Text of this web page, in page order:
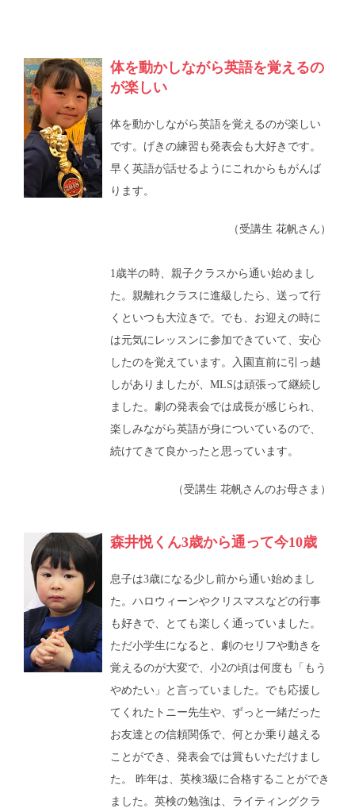
体を動かしながら英語を覚えるの
が楽しい
体を動かしながら英語を覚えるのが楽しい
です。げきの練習も発表会も大好きです。
早く英語が話せるようにこれからもがんば
ります。
（受講生 花帆さん）
1歳半の時、親子クラスから通い始めまし
た。親離れクラスに進級したら、送って行
くといつも大泣きで。でも、お迎えの時に
は元気にレッスンに参加できていて、安心
したのを覚えています。入園直前に引っ越
しがありましたが、MLSは頑張って継続し
ました。劇の発表会では成長が感じられ、
楽しみながら英語が身についているので、
続けてきて良かったと思っています。
（受講生 花帆さんのお母さま）
森井悦くん3歳から通って今10歳
息子は3歳になる少し前から通い始めまし
た。ハロウィーンやクリスマスなどの行事
も好きで、とても楽しく通っていました。
ただ小学生になると、劇のセリフや動きを
覚えるのが大変で、小2の頃は何度も「もう
やめたい」と言っていました。でも応援し
てくれたトニー先生や、ずっと一緒だった
お友達との信頼関係で、何とか乗り越える
ことができ、発表会では賞もいただけまし
た。 昨年は、英検3級に合格することができ
ました。英検の勉強は、ライティングクラ